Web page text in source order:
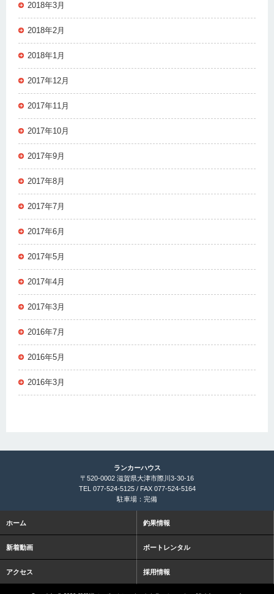
2018年3月
2018年2月
2018年1月
2017年12月
2017年11月
2017年10月
2017年9月
2017年8月
2017年7月
2017年6月
2017年5月
2017年4月
2017年3月
2016年7月
2016年5月
2016年3月
ランカーハウス
〒520-0002 滋賀県大津市際川3-30-16
TEL 077-524-5125 / FAX 077-524-5164
駐車場：完備
ホーム 釣果情報
新着動画 ボートレンタル
アクセス 採用情報